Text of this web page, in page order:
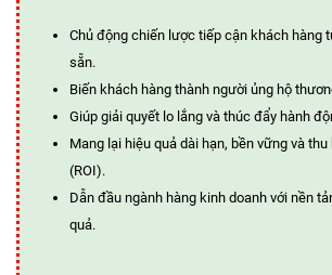
Chủ động chiến lược tiếp cận khách hàng
sẵn.
Biến khách hàng thành người ủng hộ
Giúp giải quyết lo lắng và thúc đẩy hành
Mang lại hiệu quả dài hạn, bền vững và
(ROI).
Dẫn đầu ngành hàng kinh doanh với nền
quả.